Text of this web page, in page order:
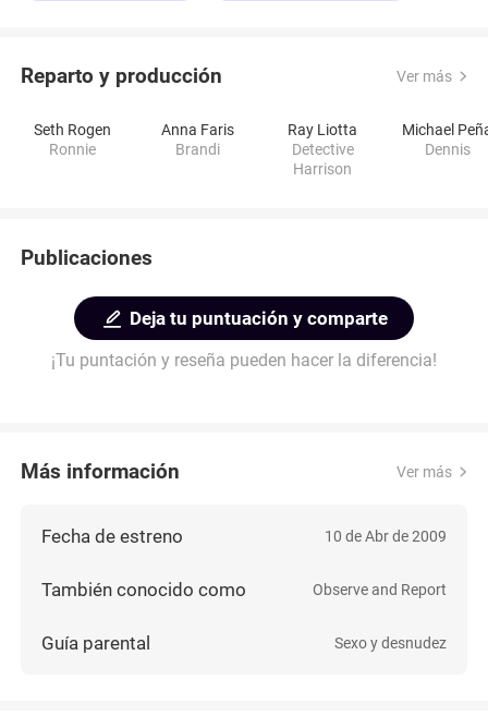
Reparto y producción Ver más
Seth Rogen
Ronnie
Anna Faris
Brandi
Ray Liotta
Detective
Harrison
Michael
Dennis
Publicaciones
Deja tu puntuación y comparte
¡Tu puntación y reseña pueden hacer la diferencia!
Más información Ver más
Fecha de estreno 10 de Abr de 2009
También conocido como Observe and Report
Guía parental Sexo y desnudez